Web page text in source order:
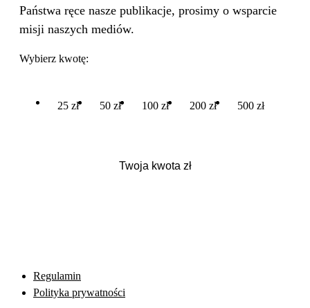
Państwa ręce nasze publikacje, prosimy o wsparcie
misji naszych mediów.
Wybierz kwotę:
25 zł 50 zł 100 zł 200 zł 500 zł
Regulamin
Polityka prywatności